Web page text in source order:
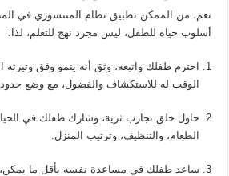
نعم، من الممكن تطبیق نظام المنتسوري في
أسلوب حياة للطفل، ليس مجرد نهج للتعلم، لذا:
احترم طفلك واتبعه، وثق أنه ينمو وفق وتيرته
الوقت له للاستكشاف والفضول، مع وضع
حاول خلق تجارب ثرية، وشارك طفلك في
الطعام، والتنظيف، وترتيب المنزل.
ساعد طفلك في مساعدة نفسه بأقل ما يمكن،